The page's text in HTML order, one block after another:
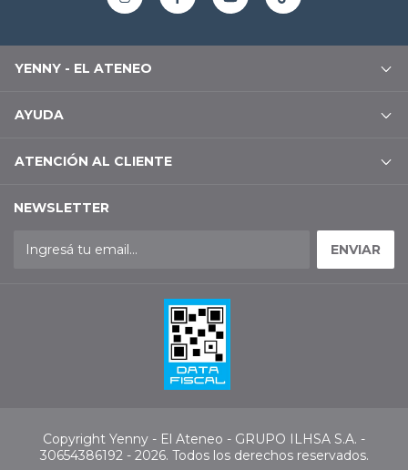
YENNY - EL ATENEO
AYUDA
ATENCIÓN AL CLIENTE
NEWSLETTER
Copyright Yenny - El Ateneo - GRUPO ILHSA S.A. -
30654386192 - 2026. Todos los derechos reservados.